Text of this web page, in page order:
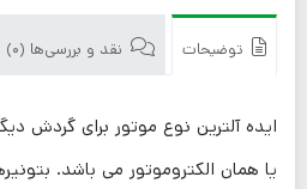
توضیحات نقد و بررسی‌ها (0)
ایده آلترین نوع موتور برای گردش
یا همان الکتروموتور می باشد.